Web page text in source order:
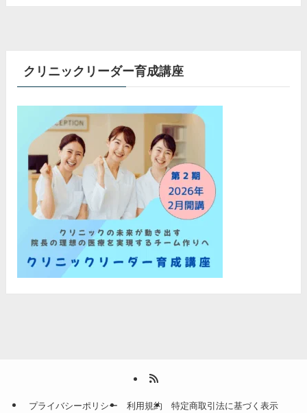
クリニックリーダー育成講座
プライバシーポリシー 利用規約 特定商取引法に基づく表示